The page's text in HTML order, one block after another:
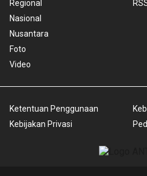
Regional
Nasional
Nusantara
Foto
Video
Ketentuan Penggunaan
Kebijakan Privasi